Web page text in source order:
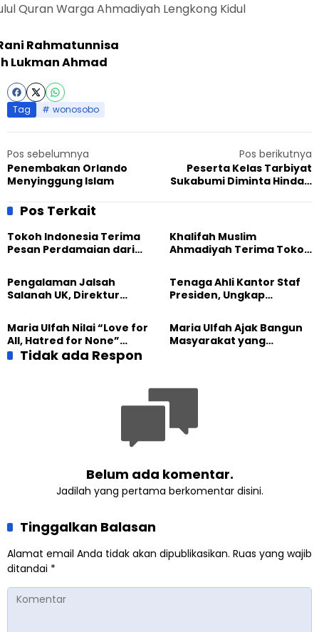
Quran Warga Ahmadiyah Lengkong Kidul
Rahmatunnisa
Lukman Ahmad
Tag wonosobo
Pos sebelumnya
Penembakan Orlando
Menyinggung Islam
Pos berikutnya
Peserta Kelas Tarbiyat
Sukabumi Diminta Hindari
Internet
Pos Terkait
Tokoh Indonesia Terima
Pesan Perdamaian dari
Ahmadiyah
Khalifah Muslim
Ahmadiyah Terima Tokoh
Khusus di Islamabad
Pengalaman Jalsah
Salanah UK, Direktur
Kekuatan Kemanusiaan
Tenaga Ahli Kantor Staf
Presiden, Ungkap
Tergantikan di Jalsah
Salanah Internasional
Ahmadiyah UK
Maria Ulfah Nilai “Love for
All, Hatred for None”
Semakin Relevan di
Maria Ulfah Ajak Bangun
Masyarakat yang
Tidak ada Respon
Belum ada komentar.
Jadilah yang pertama berkomentar disini.
Tinggalkan Balasan
Alamat email Anda tidak akan dipublikasikan. Ruas yang wajib
ditandai *